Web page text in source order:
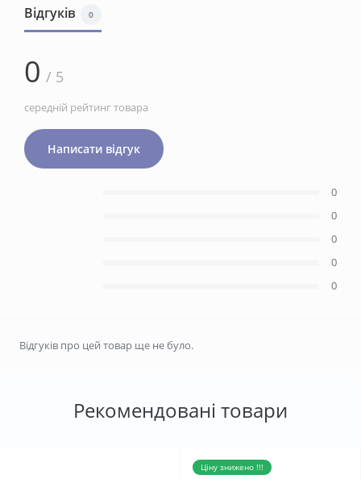
Відгуків 0
0 / 5
середній рейтинг товара
Написати відгук
0
0
0
0
0
Відгуків про цей товар ще не було.
Рекомендовані товари
Ціну знижено !!!